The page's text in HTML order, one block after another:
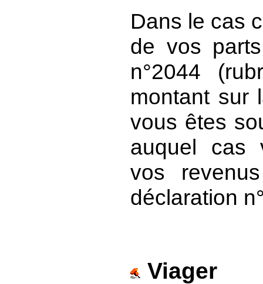
Dans le cas
de vos
n°2044
montant sur
vous êtes
auquel cas
vos
déclaration
Viager